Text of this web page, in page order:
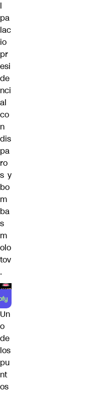
l
pa
lac
io
pr
esi
de
nci
al
co
n
dis
pa
ro
s y
bo
m
ba
s
m
olo
tov
.
Un
o
de
los
pu
nt
os